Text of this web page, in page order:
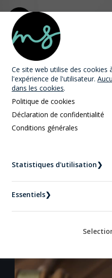
MAST
Nouvelles
Comment se défendre
Ce site web utilise des cookies
l'expérience de l'utilisateur.
dans les cookies.
Politique de cookies
Déclaration de confidentialité
Conditions générales
Statistiques d'utilisation❯
Essentiels❯